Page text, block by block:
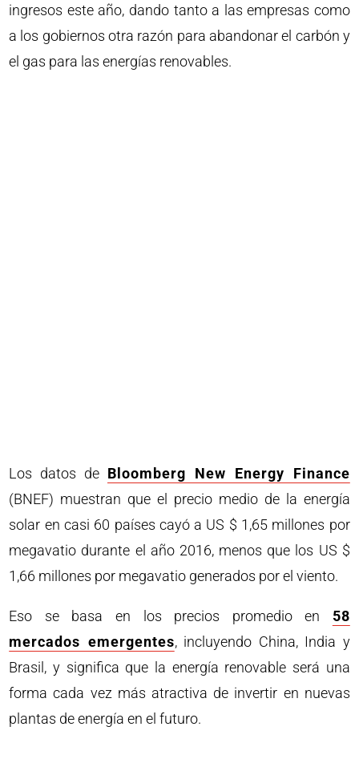
ingresos este año, dando tanto a las empresas como
a los gobiernos otra razón para abandonar el carbón y
el gas para las energías renovables.
Los datos de Bloomberg New Energy Finance
(BNEF) muestran que el precio medio de la energía
solar en casi 60 países cayó a US $ 1,65 millones por
megavatio durante el año 2016, menos que los US $
1,66 millones por megavatio generados por el viento.
Eso se basa en los precios promedio en 58
mercados emergentes, incluyendo China, India y
Brasil, y significa que la energía renovable será una
forma cada vez más atractiva de invertir en nuevas
plantas de energía en el futuro.